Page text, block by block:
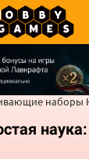
наборы